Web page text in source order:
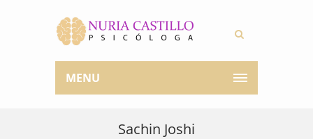
MENU
Sachin Joshi